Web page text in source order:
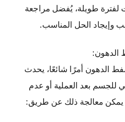
لفترة طويلة، يُفضل مراجعة
وإيجاد الحل المناسب.
الدهون:
الدهون أمرًا شائعًا، يحدث
للجسم بعد العملية أو عدم
يمكن معالجة ذلك عن طريق: